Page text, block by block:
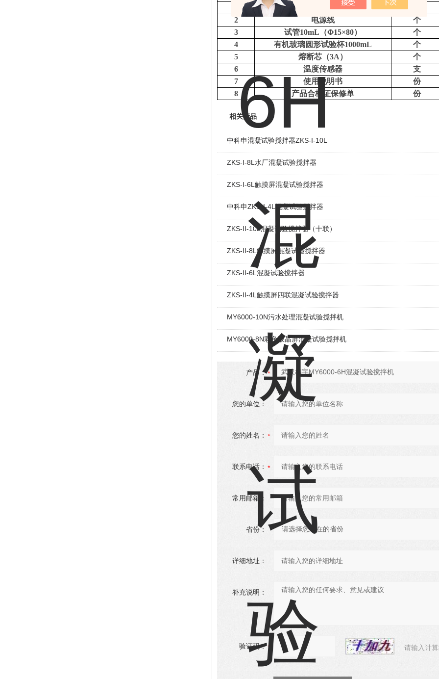
主机
2
电源线 个
3
试管10mL（Φ15×80） 个
4
有机玻璃圆形试验杯1000mL 个
5
熔断芯（3A） 个
6
温度传感器 支
7
使用说明书 份
8
产品合格证保修单 份
相关产品
中科申混凝试验搅拌器ZKS-I-10L
ZKS-I-8L水厂混凝试验搅拌器
ZKS-I-6L触摸屏混凝试验搅拌器
中科申ZKS-I-4L混凝试验搅拌器
ZKS-II-10L混凝试验搅拌器（十联）
ZKS-II-8L触摸屏混凝试验搅拌器
ZKS-II-6L混凝试验搅拌器
ZKS-II-4L触摸屏四联混凝试验搅拌器
MY6000-10N污水处理混凝试验搅拌机
MY6000-8N彩色液晶屏混凝试验搅拌机
产品：
您的单位：
您的姓名：
联系电话：
常用邮箱：
省份：
详细地址：
补充说明：
验证码： 请输入计